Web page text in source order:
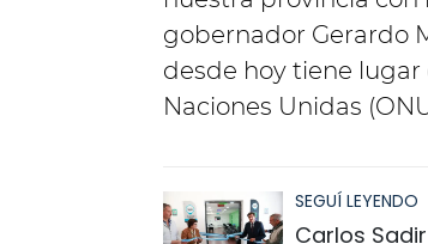
gobernador Gerardo
desde hoy tiene lugar
Naciones Unidas
SEGUÍ LEYENDO
Carlos